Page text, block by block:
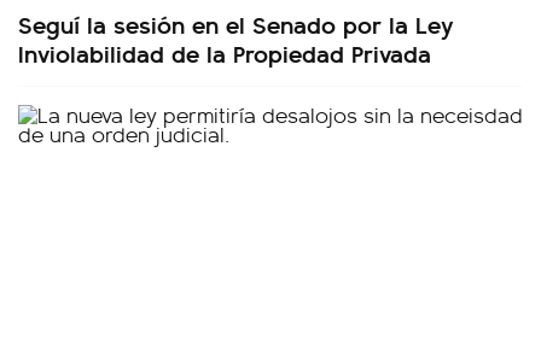
Seguí la sesión en el Senado por la Ley
Inviolabilidad de la Propiedad Privada